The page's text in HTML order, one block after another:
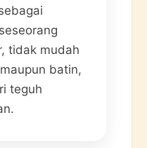
tidak mudah
batin,
teguh